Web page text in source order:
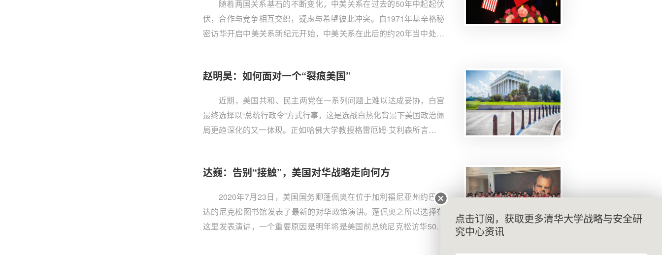
随着两国关系基石的不断变化，中美关系在过去的50年中起起伏
伏，合作与竞争相互交织，疑虑与希望彼此冲突。自1971年基辛格秘
密访华开启中美关系新纪元开始，中美关系在此后的约20年当中处于
赵明昊：如何面对一个“裂痕美国”
近期，美国共和、民主两党在一系列问题上难以达成妥协，白宫
最终选择以“总统行政令”方式行事，这是选战白热化背景下美国政治僵
局更趋深化的又一体现。正如哈佛大学教授格雷厄姆·艾利森所言，华
达巍：告别“接触”，美国对华战略走向何方
2020年7月23日，美国国务卿蓬佩奥在位于加利福尼亚州约巴林
达的尼克松图书馆发表了最新的对华政策演讲。蓬佩奥之所以选择在
这里发表演讲，一个重要原因是明年将是美国前总统尼克松访华50周
点击订阅，获取更多清华大学战略与安全研
究中心资讯